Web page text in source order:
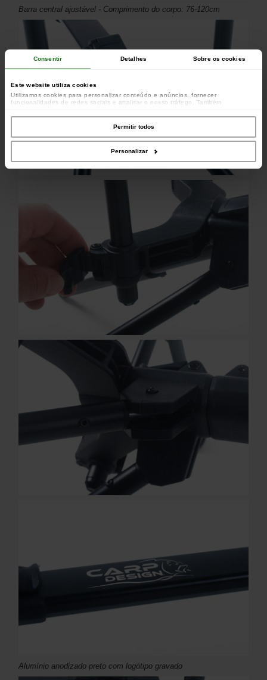
Consentir Detalhes Sobre os cookies
Este website utiliza cookies
Utilizamos cookies para personalizar conteúdo e anúncios, fornecer
funcionalidades de redes sociais e analisar o nosso tráfego. Também
parceiros de redes sociais, de publicidade e de análise, que as podem combinar
com outras informações que lhes forneceu ou recolhidas por estes a partir da
sua utilização dos respetivos serviços.
Permitir todos
Personalizar
Barra central ajustável - Comprimento do corpo: 76-120cm
Alumínio anodizado preto com logótipo gravado